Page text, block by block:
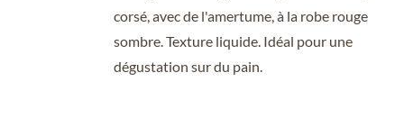
corsé, avec de l'amertume, à la robe rouge
sombre. Texture liquide. Idéal pour une
dégustation sur du pain.